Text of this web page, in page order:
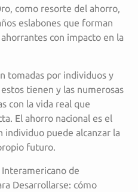
como resorte del ahorro,
eslabones que forman
con impacto en la
tomadas por individuos y
tienen y las numerosas
con la vida real que
El ahorro nacional es el
individuo puede alcanzar la
futuro.
de
Desarrollarse: cómo